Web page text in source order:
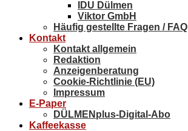
IDU Dülmen
Viktor GmbH
Häufig gestellte Fragen / FAQ
Kontakt
Kontakt allgemein
Redaktion
Anzeigenberatung
Cookie-Richtlinie (EU)
Impressum
E-Paper
DÜLMENplus-Digital-Abo
Kaffeekasse